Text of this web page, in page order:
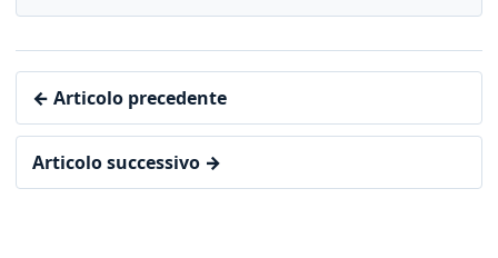
← Articolo precedente
Articolo successivo →